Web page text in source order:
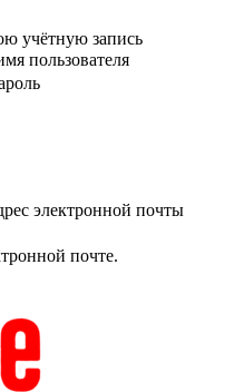
учётную запись
пользователя
электронной почты
почте.